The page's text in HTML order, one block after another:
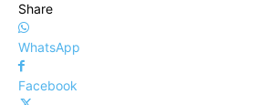
Share
WhatsApp
Facebook